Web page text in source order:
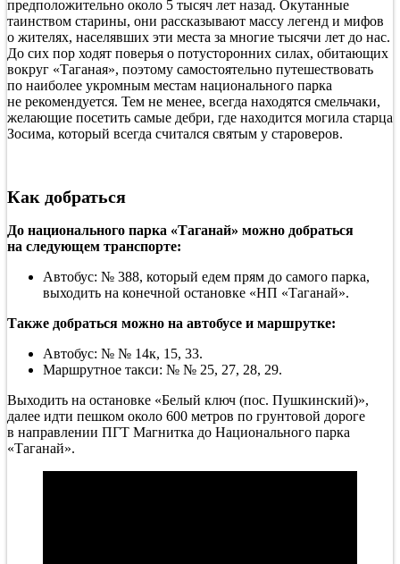
предположительно около 5 тысяч лет назад. Окутанные
таинством старины, они рассказывают массу легенд и мифов
о жителях, населявших эти места за многие тысячи лет до нас.
До сих пор ходят поверья о потусторонних силах, обитающих
вокруг «Таганая», поэтому самостоятельно путешествовать
по наиболее укромным местам национального парка
не рекомендуется. Тем не менее, всегда находятся смельчаки,
желающие посетить самые дебри, где находится могила старца
Зосима, который всегда считался святым у староверов.
Как добраться
До национального парка «Таганай» можно добраться
на следующем транспорте:
Автобус: № 388, который едем прям до самого парка,
выходить на конечной остановке «НП «Таганай».
Также добраться можно на автобусе и маршрутке:
Автобус: № № 14к, 15, 33.
Маршрутное такси: № № 25, 27, 28, 29.
Выходить на остановке «Белый ключ (пос. Пушкинский)»,
далее идти пешком около 600 метров по грунтовой дороге
в направлении ПГТ Магнитка до Национального парка
«Таганай».